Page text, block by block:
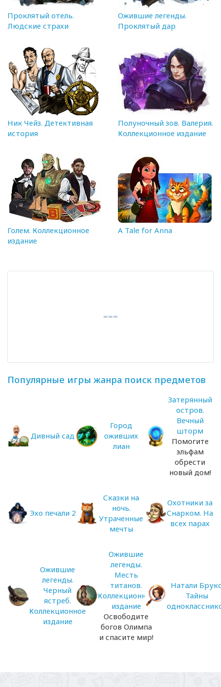
Проклятый отель.
Людские страхи
Ожившие легенды.
Проклятый дар
Ник Чейз. Детективная
история
Полуночный зов. Валерия.
Коллекционное издание
Голем. Коллекционное
издание
A Tale for Anna
Популярные игры жанра поиск предметов
Дивный сад
Город
оживших
лиан
Затерянный
остров.
Вечный
шторм
Помогите
эльфам
обрести
новый дом!
Эхо печали 2
Сказки на
ночь.
Утраченные
мечты
Охотники за
Снарком. На
всех парах
Ожившие
легенды.
Черный
ястреб.
Коллекционное
издание
Ожившие
легенды.
Месть
титанов.
Коллекционное
издание
Освободите
богов Олимпа
и спасите мир!
Натали
Тайны